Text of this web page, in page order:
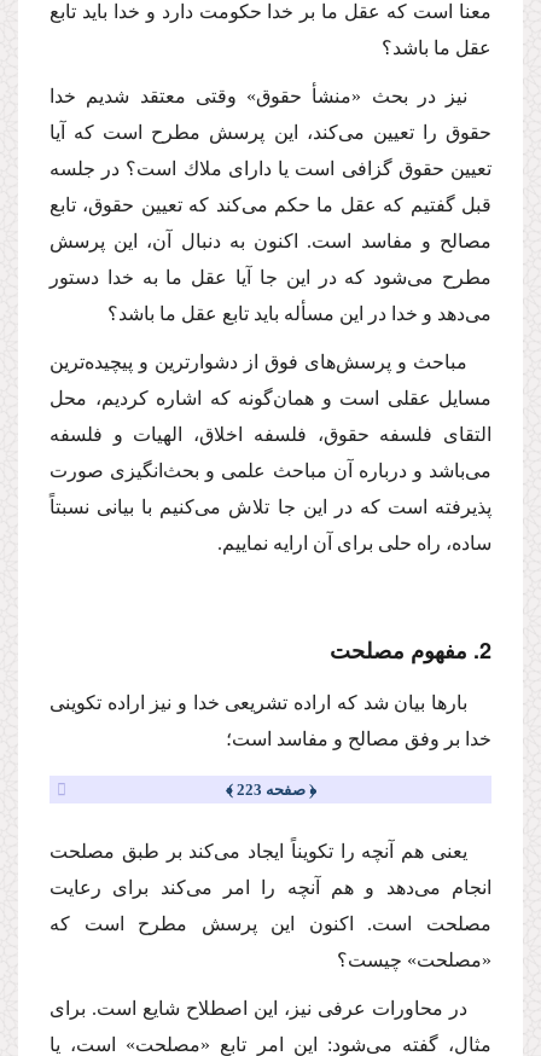
معنا است كه عقل ما بر خدا حكومت دارد و خدا باید تابع
عقل ما باشد؟
نیز در بحث «منشأ حقوق» وقتى معتقد شدیم خدا
حقوق را تعیین مى‌كند، این پرسش مطرح است كه آیا
تعیین حقوق گزافى است یا داراى ملاك است؟ در جلسه
قبل گفتیم كه عقل ما حكم مى‌كند كه تعیین حقوق، تابع
مصالح و مفاسد است. اكنون به دنبال آن، این پرسش
مطرح مى‌شود كه در این جا آیا عقل ما به خدا دستور
مى‌دهد و خدا در این مسأله باید تابع عقل ما باشد؟
مباحث و پرسش‌هاى فوق از دشوارترین و پیچیده‌ترین
مسایل عقلى است و همان‌گونه كه اشاره كردیم، محل
التقاى فلسفه حقوق، فلسفه اخلاق، الهیات و فلسفه
مى‌باشد و درباره آن مباحث علمى و بحث‌انگیزى صورت
پذیرفته است كه در این جا تلاش مى‌كنیم با بیانى نسبتاً
ساده، راه حلى براى آن ارایه نماییم.
2. مفهوم مصلحت
بارها بیان شد كه اراده تشریعى خدا و نیز اراده تكوینى
خدا بر وفق مصالح و مفاسد است؛
﴿ صفحه 223 ﴾
یعنى هم آنچه را تكویناً ایجاد مى‌كند بر طبق مصلحت
انجام مى‌دهد و هم آنچه را امر مى‌كند براى رعایت
مصلحت است. اكنون این پرسش مطرح است كه
«مصلحت» چیست؟
در محاورات عرفى نیز، این اصطلاح شایع است. براى
مثال، گفته مى‌شود: این امر تابع «مصلحت» است، یا